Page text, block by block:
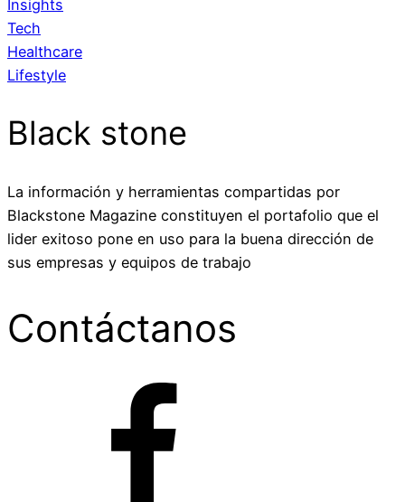
Insights
Tech
Healthcare
Lifestyle
Black stone
La información y herramientas compartidas por
Blackstone Magazine constituyen el portafolio que el
lider exitoso pone en uso para la buena dirección de
sus empresas y equipos de trabajo
Contáctanos